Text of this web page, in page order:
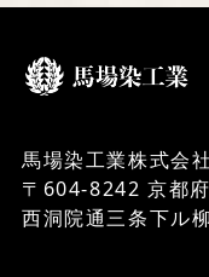
馬場染工業株式会社
〒604-8242 京都
西洞院通三条下ル